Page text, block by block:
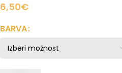
6,50€
BARVA